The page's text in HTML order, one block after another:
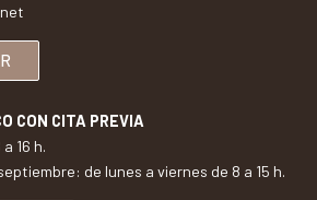
CON CITA PREVIA
16 h.
de lunes a viernes de 8 a 15 h.